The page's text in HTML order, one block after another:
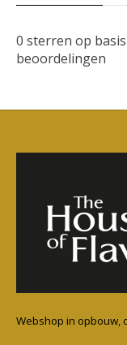
0 sterren op
beoordelingen
Webshop in opbouw,